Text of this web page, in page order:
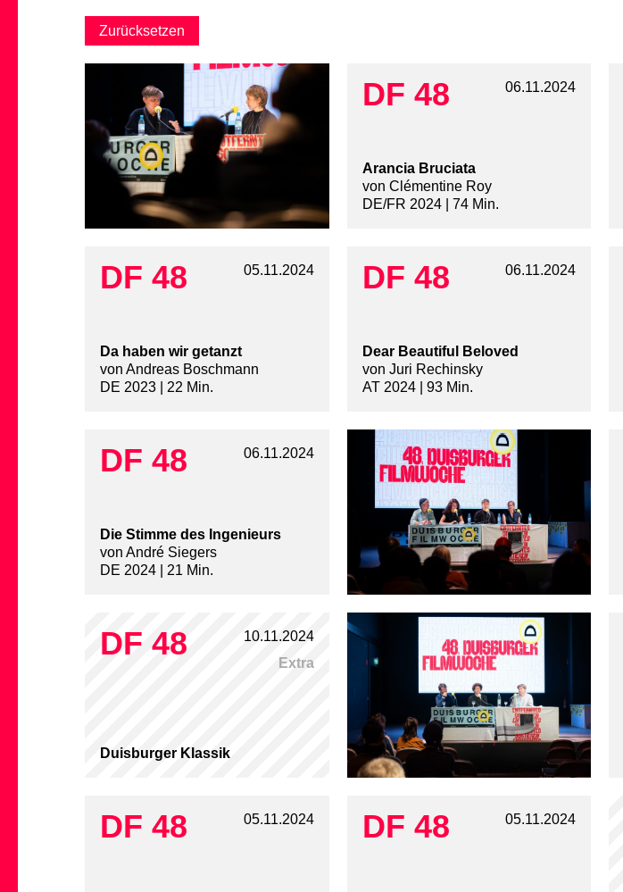
DF 48 06.11.2024
Arancia Bruciata
von Clémentine Roy
DE/FR 2024 | 74 Min.
DF 48 05.11.2024
Da haben wir getanzt
von Andreas Boschmann
DE 2023 | 22 Min.
DF 48 06.11.2024
Dear Beautiful Beloved
von Juri Rechinsky
AT 2024 | 93 Min.
DF 48 06.11.2024
Die Stimme des Ingenieurs
von André Siegers
DE 2024 | 21 Min.
Extra
DF 48 10.11.2024
Duisburger Klassik
DF 48 05.11.2024 DF 48 05.11.2024